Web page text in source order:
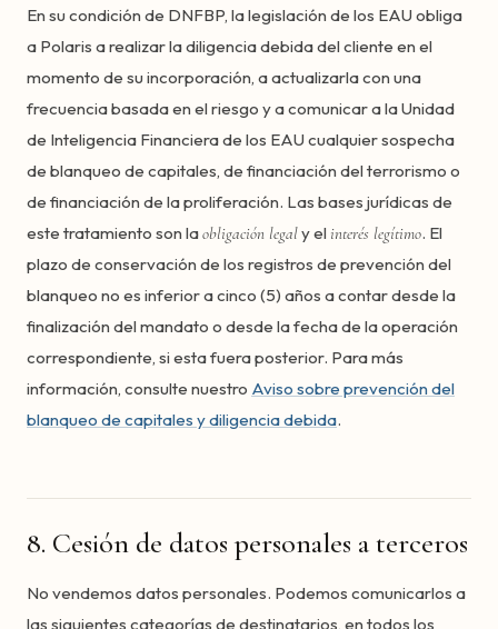
En su condición de DNFBP, la legislación de los EAU obliga
a Polaris a realizar la diligencia debida del cliente en el
momento de su incorporación, a actualizarla con una
frecuencia basada en el riesgo y a comunicar a la Unidad
de Inteligencia Financiera de los EAU cualquier sospecha
de blanqueo de capitales, de financiación del terrorismo o
de financiación de la proliferación. Las bases jurídicas de
este tratamiento son laobligación legaly el interés legítimo. El
plazo de conservación de los registros de prevención del
blanqueo no es inferior a cinco (5) años a contar desde la
finalización del mandato o desde la fecha de la operación
correspondiente, si esta fuera posterior. Para más
información, consulte nuestro Aviso sobre prevención del
blanqueo de capitales y diligencia debida.
8. Cesión de datos personales a terceros
No vendemos datos personales. Podemos comunicarlos a
las siguientes categorías de destinatarios, en todos los